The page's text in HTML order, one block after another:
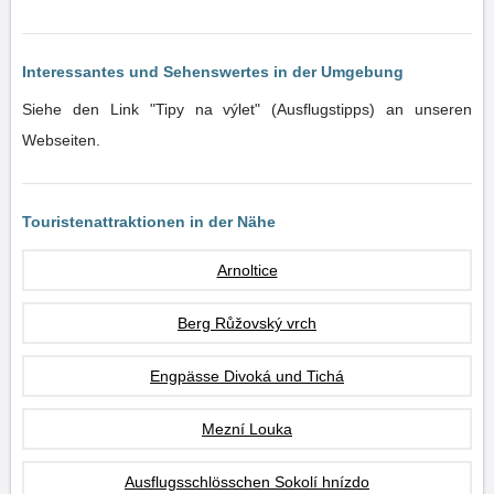
Interessantes und Sehenswertes in der Umgebung
Siehe den Link "Tipy na výlet" (Ausflugstipps) an unseren
Webseiten.
Touristenattraktionen in der Nähe
Arnoltice
Berg Růžovský vrch
Engpässe Divoká und Tichá
Mezní Louka
Ausflugsschlösschen Sokolí hnízdo